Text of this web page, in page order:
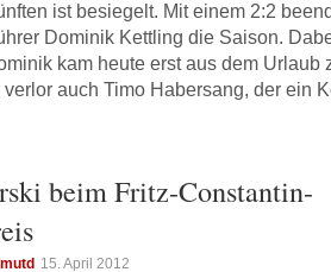
ist besiegelt. Mit einem 2:2
Dominik Kettling die Saison.
kam heute erst aus dem Urlaub
auch Timo Habersang, der ein
beim Fritz-Constantin-
15. April 2012